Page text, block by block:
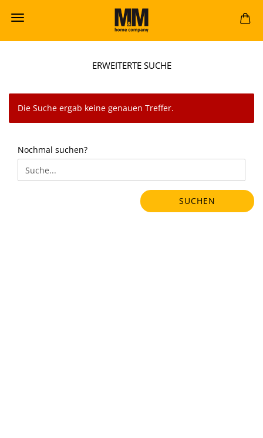
ERWEITERTE SUCHE
Die Suche ergab keine genauen Treffer.
NOCHMAL
SUCHEN?
Nochmal suchen?
SUCHEN